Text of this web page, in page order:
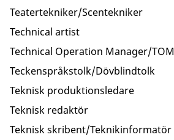
Teatertekniker/Scentekniker
Technical artist
Technical Operation Manager/TOM
Teckenspråkstolk/Dövblindtolk
Teknisk produktionsledare
Teknisk redaktör
Teknisk skribent/Teknikinformatör